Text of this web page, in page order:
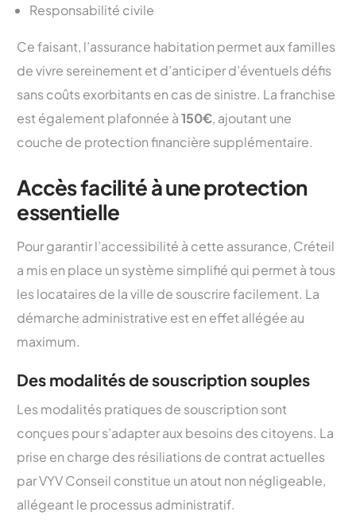
Responsabilité civile
Ce faisant, l’assurance habitation permet aux familles
de vivre sereinement et d’anticiper d’éventuels défis
sans coûts exorbitants en cas de sinistre. La franchise
est également plafonnée à150€, ajoutant une
couche de protection financière supplémentaire.
Accès facilité à une protection
essentielle
Pour garantir l’accessibilité à cette assurance, Créteil
a mis en place un système simplifié qui permet à tous
les locataires de la ville de souscrire facilement. La
démarche administrative est en effet allégée au
maximum.
Des modalités de souscription souples
Les modalités pratiques de souscription sont
conçues pour s’adapter aux besoins des citoyens. La
prise en charge des résiliations de contrat actuelles
par VYV Conseil constitue un atout non négligeable,
allégeant le processus administratif.